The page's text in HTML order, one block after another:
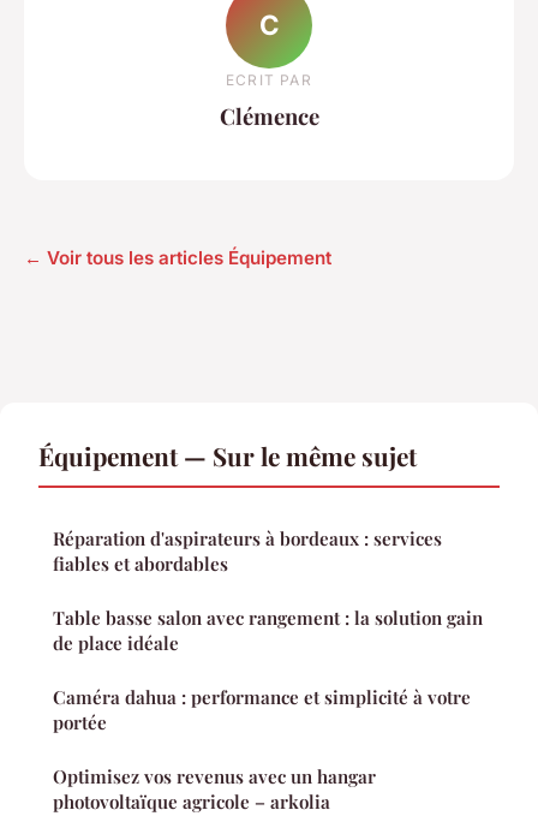
C
ECRIT PAR
Clémence
← Voir tous les articles Équipement
Équipement — Sur le même sujet
Réparation d'aspirateurs à bordeaux : services
fiables et abordables
Table basse salon avec rangement : la solution gain
de place idéale
Caméra dahua : performance et simplicité à votre
portée
Optimisez vos revenus avec un hangar
photovoltaïque agricole – arkolia